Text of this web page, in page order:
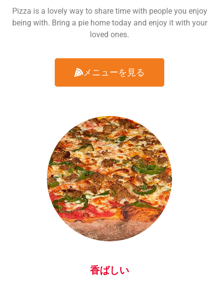
す。ごちそう
さまでした！
は、ホールピ
ザの「クラシ
サイズを１枚
枚。中々のデ
美味しくて完
食。チェーン
店のような脂
っこさが無
く、クセもな
いのでついつ
い手が進んで
Pizza is a lovely way to share time with people you enjoy
being with. Bring a pie home today and enjoy it with your
loved ones.
メニューを見る
香ばしい